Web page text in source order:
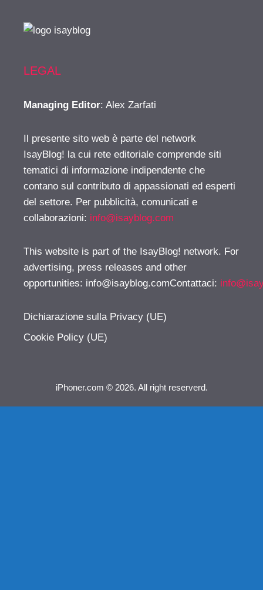
LEGAL
Managing Editor: Alex Zarfati
Il presente sito web è parte del network
IsayBlog! la cui rete editoriale comprende siti
tematici di informazione indipendente che
contano sul contributo di appassionati ed esperti
del settore. Per pubblicità, comunicati e
collaborazioni: info@isayblog.com
This website is part of the IsayBlog! network. For
advertising, press releases and other
opportunities: info@isayblog.comContattaci:
Dichiarazione sulla Privacy (UE)
Cookie Policy (UE)
iPhoner.com © 2026. All right reserverd.